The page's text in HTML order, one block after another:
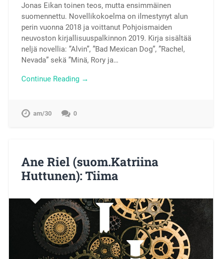
Jonas Eikan toinen teos, mutta ensimmäinen
suomennettu. Novellikokoelma on ilmestynyt alun
perin vuonna 2018 ja voittanut Pohjoismaiden
neuvoston kirjallisuuspalkinnon 2019. Kirja sisältää
neljä novellia: ”Alvin”, ”Bad Mexican Dog”, ”Rachel,
Nevada” sekä ”Minä, Rory ja…
Continue Reading →
am/30 0
Ane Riel (suom.Katriina
Huttunen): Tiima